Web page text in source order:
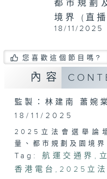
都市規劃
境界 (直
18/11/2025
您喜歡這個節目嗎?
內容
監製：林建南 蕭婉
18/11/2025
2025立法會選舉論
量、都市規劃及園境界
Tag: 航運交通界 ,
香港電台 , 2025立法